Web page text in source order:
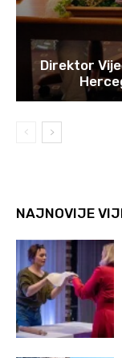
Direktor
NAJNOVIJE